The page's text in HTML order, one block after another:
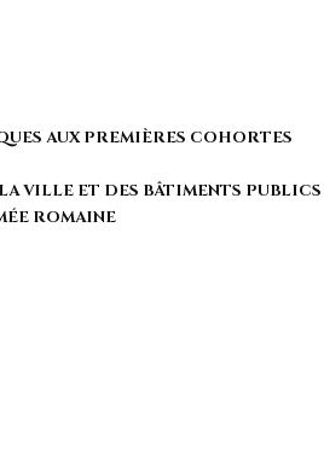
AUX PREMIÈRES COHORTES
VILLE ET DES BÂTIMENTS PUBLICS
ROMAINE